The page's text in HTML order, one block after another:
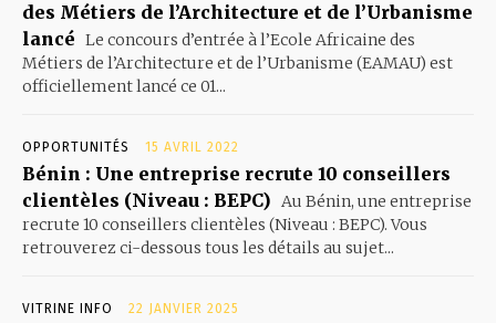
des Métiers de l’Architecture et de l’Urbanisme
lancé Le concours d’entrée à l’Ecole Africaine des
Métiers de l’Architecture et de l’Urbanisme (EAMAU) est
officiellement lancé ce 01...
OPPORTUNITÉS 15 AVRIL 2022
Bénin : Une entreprise recrute 10 conseillers
clientèles (Niveau : BEPC) Au Bénin, une entreprise
recrute 10 conseillers clientèles (Niveau : BEPC). Vous
retrouverez ci-dessous tous les détails au sujet...
VITRINE INFO 22 JANVIER 2025